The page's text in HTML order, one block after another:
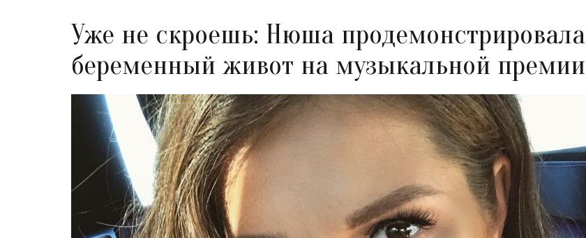
Уже не скроешь: Нюша продемонстрировала
беременный живот на музыкальной премии